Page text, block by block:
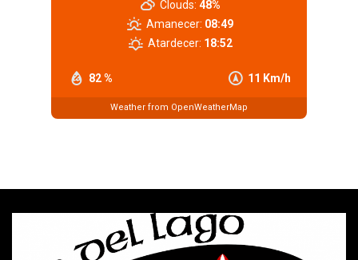
82 % 11 Km/h
Clouds: 48%
Amanecer: 08:49
Atardecer: 18:52
Weather from OpenWeatherMap